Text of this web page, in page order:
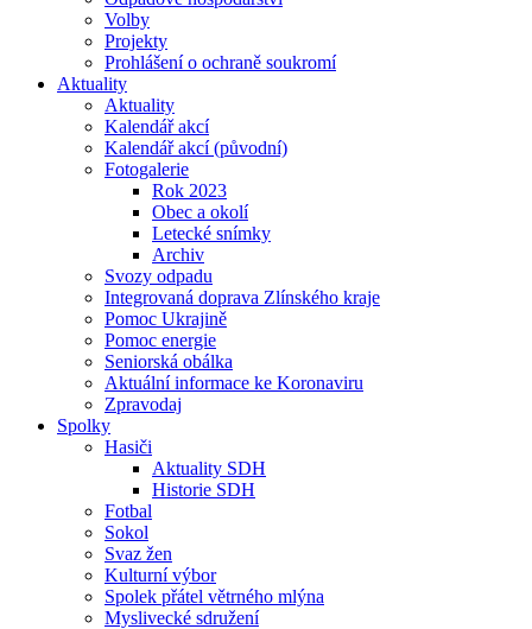
Volby
Projekty
Prohlášení o ochraně soukromí
Aktuality
Aktuality
Kalendář akcí
Kalendář akcí (původní)
Fotogalerie
Rok 2023
Obec a okolí
Letecké snímky
Archiv
Svozy odpadu
Integrovaná doprava Zlínského kraje
Pomoc Ukrajině
Pomoc energie
Seniorská obálka
Aktuální informace ke Koronaviru
Zpravodaj
Spolky
Hasiči
Aktuality SDH
Historie SDH
Fotbal
Sokol
Svaz žen
Kulturní výbor
Spolek přátel větrného mlýna
Myslivecké sdružení